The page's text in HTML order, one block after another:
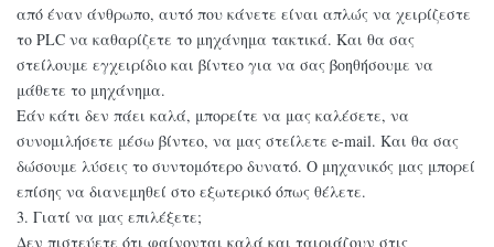
από έναν άνθρωπο, αυτό που κάνετε είναι απλώς να χειρίζεστε
το PLC να καθαρίζετε το μηχάνημα τακτικά. Και θα σας
στείλουμε εγχειρίδιο και βίντεο για να σας βοηθήσουμε να
μάθετε το μηχάνημα.
Εάν κάτι δεν πάει καλά, μπορείτε να μας καλέσετε, να
συνομιλήσετε μέσω βίντεο, να μας στείλετε e-mail. Και θα σας
δώσουμε λύσεις το συντομότερο δυνατό. Ο μηχανικός μας μπορεί
επίσης να διανεμηθεί στο εξωτερικό όπως θέλετε.
3. Γιατί να μας επιλέξετε;
Δεν πιστεύετε ότι φαίνονται καλά και ταιριάζουν στις